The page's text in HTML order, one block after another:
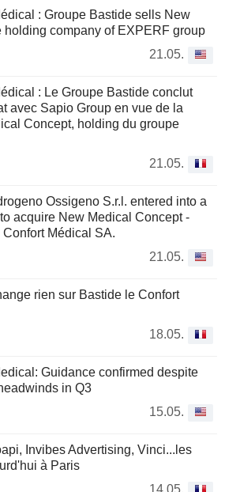
: Groupe Bastide sells New
holding company of EXPERF group
21.05.
: Le Groupe Bastide conclut
avec Sapio Group en vue de la
Concept, holding du groupe
21.05.
Ossigeno S.r.l. entered into a
acquire New Medical Concept -
Médical SA.
21.05.
rien sur Bastide le Confort
18.05.
Guidance confirmed despite
in Q3
15.05.
Invibes Advertising, Vinci...les
à Paris